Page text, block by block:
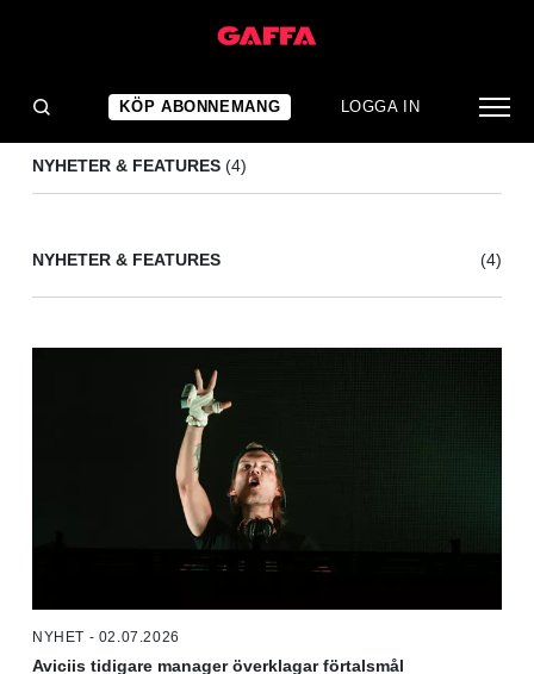
KÖP ABONNEMANG LOGGA IN
NYHETER & FEATURES (4)
NYHETER & FEATURES (4)
NYHET - 02.07.2026
Aviciis tidigare manager överklagar förtalsmål